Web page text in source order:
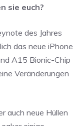
sie euch?
des Jahres
das neue iPhone
A15 Bionic-Chip
Veränderungen
auch neue Hüllen